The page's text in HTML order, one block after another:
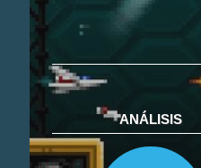
ANÁLISIS